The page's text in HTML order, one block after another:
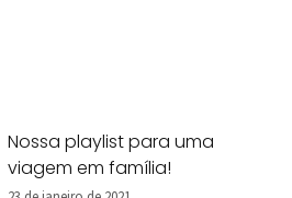
Nossa playlist para uma
viagem em família!